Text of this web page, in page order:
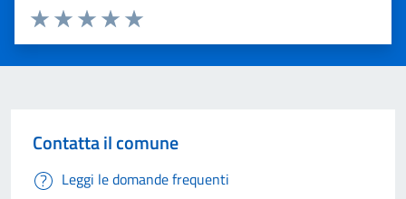
Valuta 5 stelle su 5
Valuta 4 stelle su 5
Valuta 3 stelle su 5
Valuta 2 stelle su 5
Valuta 1 stelle su 5
Contatta il comune
Leggi le domande frequenti